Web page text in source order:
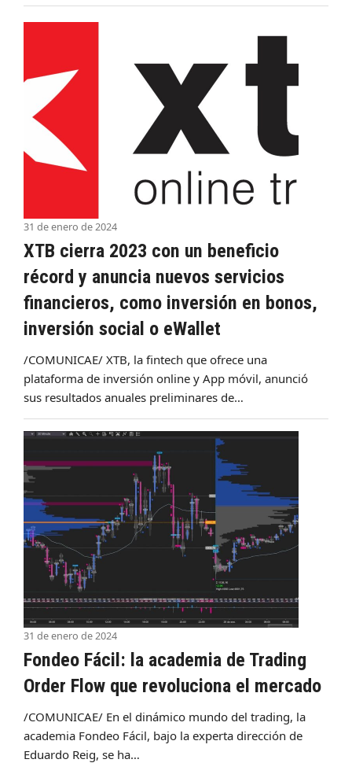
31 de enero de 2024
XTB cierra 2023 con un beneficio
récord y anuncia nuevos servicios
financieros, como inversión en bonos,
inversión social o eWallet
/COMUNICAE/ XTB, la fintech que ofrece una
plataforma de inversión online y App móvil, anunció
sus resultados anuales preliminares de…
31 de enero de 2024
Fondeo Fácil: la academia de Trading
Order Flow que revoluciona el mercado
/COMUNICAE/ En el dinámico mundo del trading, la
academia Fondeo Fácil, bajo la experta dirección de
Eduardo Reig, se ha…